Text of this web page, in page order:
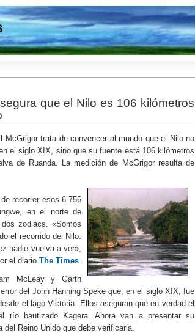
que el Nilo es 106 kilómetros
McGrigor trata de convencer al mundo que el Nilo no
el siglo XIX, sino que su fuente está 106 kilómetros
de Ruanda. La medición de McGrigor resulta de
recorrer esos 6.756
en el norte de
zodiacs. «Somos
el recorrido del Nilo.
nadie vuelva a ver»,
el diario The Times.
McLeay y Garth
del John Hanning Speke que, en el siglo XIX, fue
el lago Victoria. Ellos aseguran que en verdad el
río bautizado Kagera. Ahora van a presentar su
Reino Unido que debe verificarla.